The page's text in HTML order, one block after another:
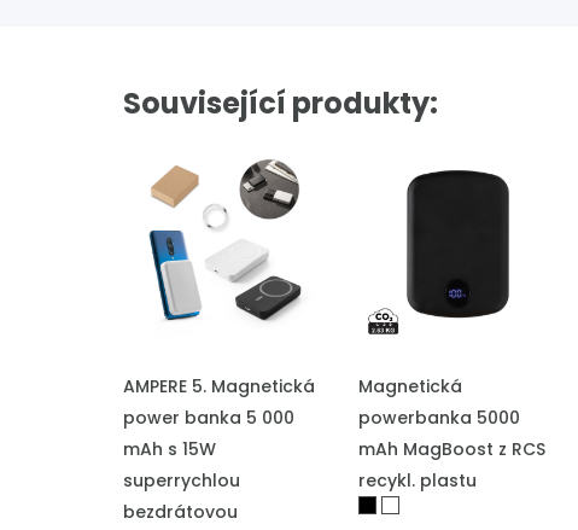
Související produkty:
PŘIDAT DO POPTÁVKY
AMPERE 5. Magnetická
power banka 5 000
mAh s 15W
superrychlou
bezdrátovou
PŘIDAT DO POPTÁVKY
Magnetická
powerbanka 5000
mAh MagBoost z RCS
recykl. plastu